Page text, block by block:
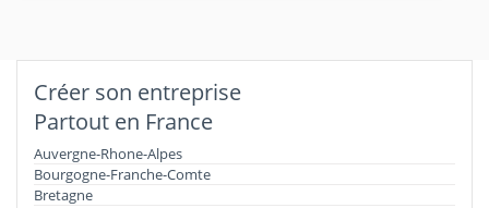
Créer son entreprise
Partout en France
Auvergne-Rhone-Alpes
Bourgogne-Franche-Comte
Bretagne